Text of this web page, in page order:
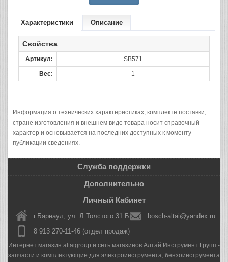
Характеристики Описание
Свойства
Артикул: SB571
Вес: 1
Информация о технических характеристиках, комплекте поставки,
стране изготовления и внешнем виде товара носит справочный
характер и основывается на последних доступных к моменту
публикации сведениях.
Служба поддержки
Дополнительно
Личный Кабинет
г.Барнаул, ул. Л.Толстого 31 Б
bosch-altai@yandex.ru
8 913 270-11-46 (отдел продаж)
Интернет магазин altaigroup и сеть магазинов Алтай Инструмент Групп -
запчасти и комплектующие для электроинструмента, бензоинструмента